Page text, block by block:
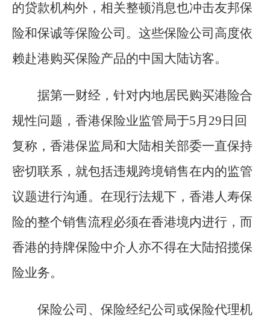
的贷款机构外，相关整顿消息也冲击友邦保
险和保诚等保险公司。这些保险公司高度依
赖赴港购买保险产品的中国大陆访客。
据第一财经，针对内地居民购买港险合
规性问题，香港保险业监管局于5月29日回
复称，香港保监局和大陆相关部委一直保持
密切联系，就包括违规跨境销售在内的监管
议题进行沟通。在现行法规下，香港人寿保
险的整个销售流程必须在香港境内进行，而
香港的持牌保险中介人亦不得在大陆招揽保
险业务。
保险公司、保险经纪公司或保险代理机